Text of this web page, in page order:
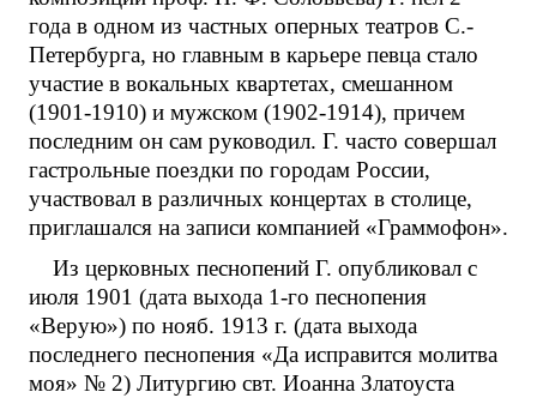
года в одном из частных оперных театров С.-
Петербурга, но главным в карьере певца стало
участие в вокальных квартетах, смешанном
(1901-1910) и мужском (1902-1914), причем
последним он сам руководил. Г. часто совершал
гастрольные поездки по городам России,
участвовал в различных концертах в столице,
приглашался на записи компанией «Граммофон».
Из церковных песнопений Г. опубликовал с
июля 1901 (дата выхода 1-го песнопения
«Верую») по нояб. 1913 г. (дата выхода
последнего песнопения «Да исправится молитва
моя» № 2) Литургию свт. Иоанна Златоуста